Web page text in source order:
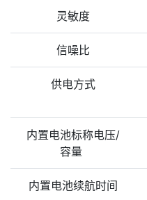
灵敏度
信噪比
供电方式
内置电池标称电压/
容量
内置电池续航时间